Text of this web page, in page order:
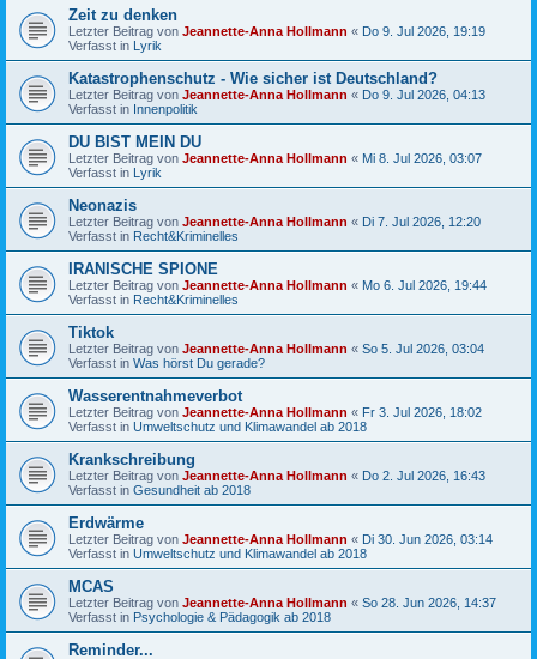
Zeit zu denken
Letzter Beitrag von Jeannette-Anna Hollmann « Do 9. Jul 2026, 19:19
Verfasst in Lyrik
Katastrophenschutz - Wie sicher ist Deutschland?
Letzter Beitrag von Jeannette-Anna Hollmann « Do 9. Jul 2026, 04:13
Verfasst in Innenpolitik
DU BIST MEIN DU
Letzter Beitrag von Jeannette-Anna Hollmann « Mi 8. Jul 2026, 03:07
Verfasst in Lyrik
Neonazis
Letzter Beitrag von Jeannette-Anna Hollmann « Di 7. Jul 2026, 12:20
Verfasst in Recht&Kriminelles
IRANISCHE SPIONE
Letzter Beitrag von Jeannette-Anna Hollmann « Mo 6. Jul 2026, 19:44
Verfasst in Recht&Kriminelles
Tiktok
Letzter Beitrag von Jeannette-Anna Hollmann « So 5. Jul 2026, 03:04
Verfasst in Was hörst Du gerade?
Wasserentnahmeverbot
Letzter Beitrag von Jeannette-Anna Hollmann « Fr 3. Jul 2026, 18:02
Verfasst in Umweltschutz und Klimawandel ab 2018
Krankschreibung
Letzter Beitrag von Jeannette-Anna Hollmann « Do 2. Jul 2026, 16:43
Verfasst in Gesundheit ab 2018
Erdwärme
Letzter Beitrag von Jeannette-Anna Hollmann « Di 30. Jun 2026, 03:14
Verfasst in Umweltschutz und Klimawandel ab 2018
MCAS
Letzter Beitrag von Jeannette-Anna Hollmann « So 28. Jun 2026, 14:37
Verfasst in Psychologie & Pädagogik ab 2018
Reminder...